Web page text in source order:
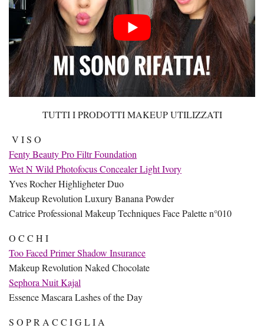
TUTTI I PRODOTTI MAKEUP UTILIZZATI
V I S O
Fenty Beauty Pro Filtr Foundation
Wet N Wild Photofocus Concealer Light Ivory
Yves Rocher Highligheter Duo
Makeup Revolution Luxury Banana Powder
Catrice Professional Makeup Techniques Face Palette n°010
O C C H I
Too Faced Primer Shadow Insurance
Makeup Revolution Naked Chocolate
Sephora Nuit Kajal
Essence Mascara Lashes of the Day
S O P R A C C I G L I A